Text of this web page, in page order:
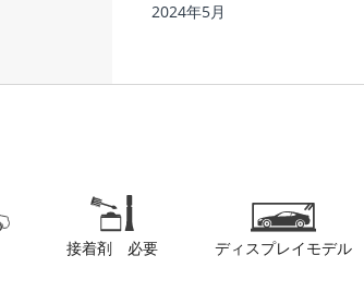
2024年5月
接着剤 必要 ディスプレイモデル